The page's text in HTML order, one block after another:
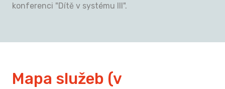
konferenci "Dítě v systému III".
Mapa služeb (v